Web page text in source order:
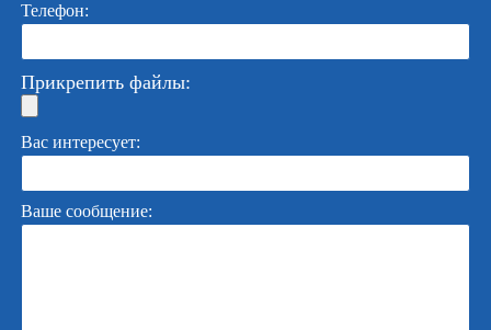
Телефон:
Прикрепить файлы:
Вас интересует:
Ваше сообщение: